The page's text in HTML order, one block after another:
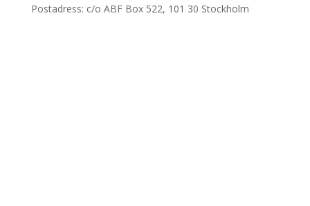
Postadress: c/o ABF Box 522, 101 30 Stockholm